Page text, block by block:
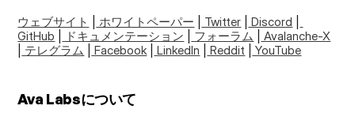
ウェブサイト
ホワイトペーパー Twitter Discord
GitHub
ドキュメンテーション フォーラム
Avalanche-X
テレグラム Facebook | LinkedIn Reddit YouTube
Ava Labsについて